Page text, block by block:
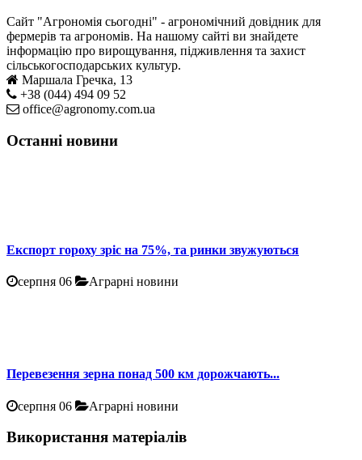
Сайт "Агрономія сьогодні" - агрономічний довідник для
фермерів та агрономів. На нашому сайті ви знайдете
інформацію про вирощування, підживлення та захист
сільськогосподарських культур.
Маршала Гречка, 13
+38 (044) 494 09 52
office@agronomy.com.ua
Останні новини
Експорт гороху зріс на 75%, та ринки звужуються
серпня 06 Аграрні новини
Перевезення зерна понад 500 км дорожчають...
серпня 06 Аграрні новини
Використання матеріалів